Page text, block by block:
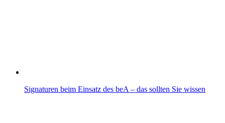
Signaturen beim Einsatz des beA – das sollten Sie wissen